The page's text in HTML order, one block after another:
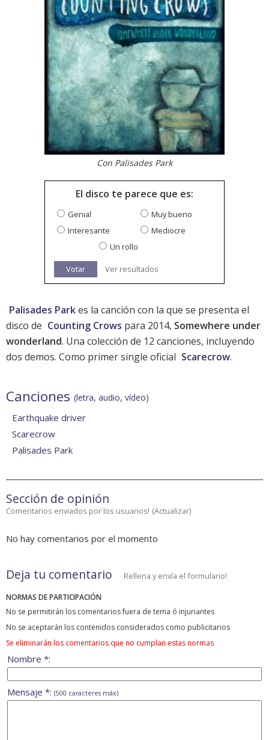
Con Palisades Park
El disco te parece que es:
Genial
Muy bueno
Interesante
Mediocre
Un rollo
Votar Ver resultados
Palisades Parkes la canción con la que se presenta el
disco de Counting Crows para 2014, Somewhere under
wonderland. Una colección de 12 canciones, incluyendo
dos demos. Como primer single oficial Scarecrow.
Canciones (letra, audio, vídeo)
Earthquake driver
Scarecrow
Palisades Park
Sección de opinión
Comentarios enviados por los usuarios! (Actualizar)
No hay comentarios por el momento
Deja tu comentario Rellena y envía el formulario!
NORMAS DE PARTICIPACIÓN
No se permitirán los comentarios fuera de tema ó injuriantes
No se aceptarán los contenidos considerados como publicitarios
Se eliminarán los comentarios que no cumplan estas normas
Nombre *:
Mensaje *: (500 caracteres máx)